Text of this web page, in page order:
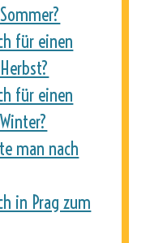
für einen
für einen
man nach
in Prag zum